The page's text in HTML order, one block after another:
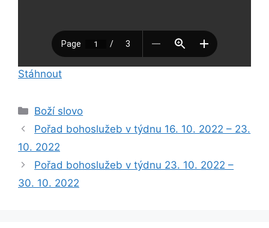
Stáhnout
Rubriky
Boží slovo
Pořad bohoslužeb v týdnu 16. 10. 2022 – 23.
10. 2022
Pořad bohoslužeb v týdnu 23. 10. 2022 –
30. 10. 2022